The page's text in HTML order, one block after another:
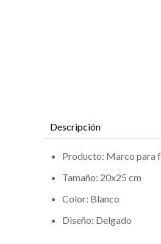
Descripción
Producto: Marco para
Tamaño: 20x25 cm
Color: Blanco
Diseño: Delgado